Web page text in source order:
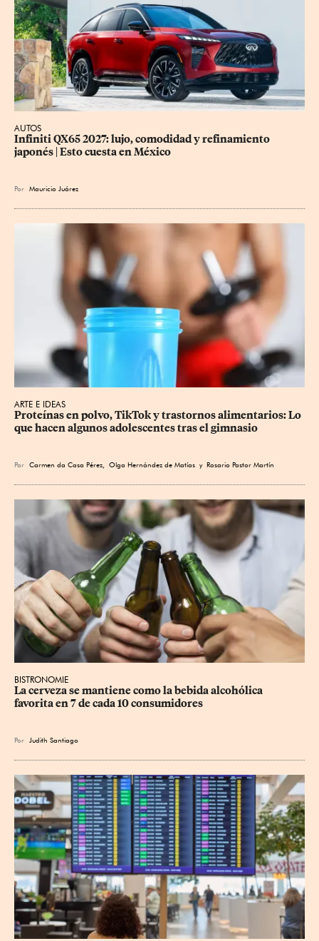
AUTOS
Infiniti QX65 2027: lujo, comodidad y refinamiento
japonés | Esto cuesta en México
Por Mauricio Juárez
ARTE E IDEAS
Proteínas en polvo, TikTok y trastornos alimentarios: Lo
que hacen algunos adolescentes tras el gimnasio
Por Carmen da Casa Pérez Olga Hernández de Matías y Rosario Pastor Martín
BISTRONOMIE
La cerveza se mantiene como la bebida alcohólica
favorita en 7 de cada 10 consumidores
Por Judith Santiago